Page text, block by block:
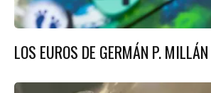
LOS EUROS DE GERMÁN P. MILLÁN